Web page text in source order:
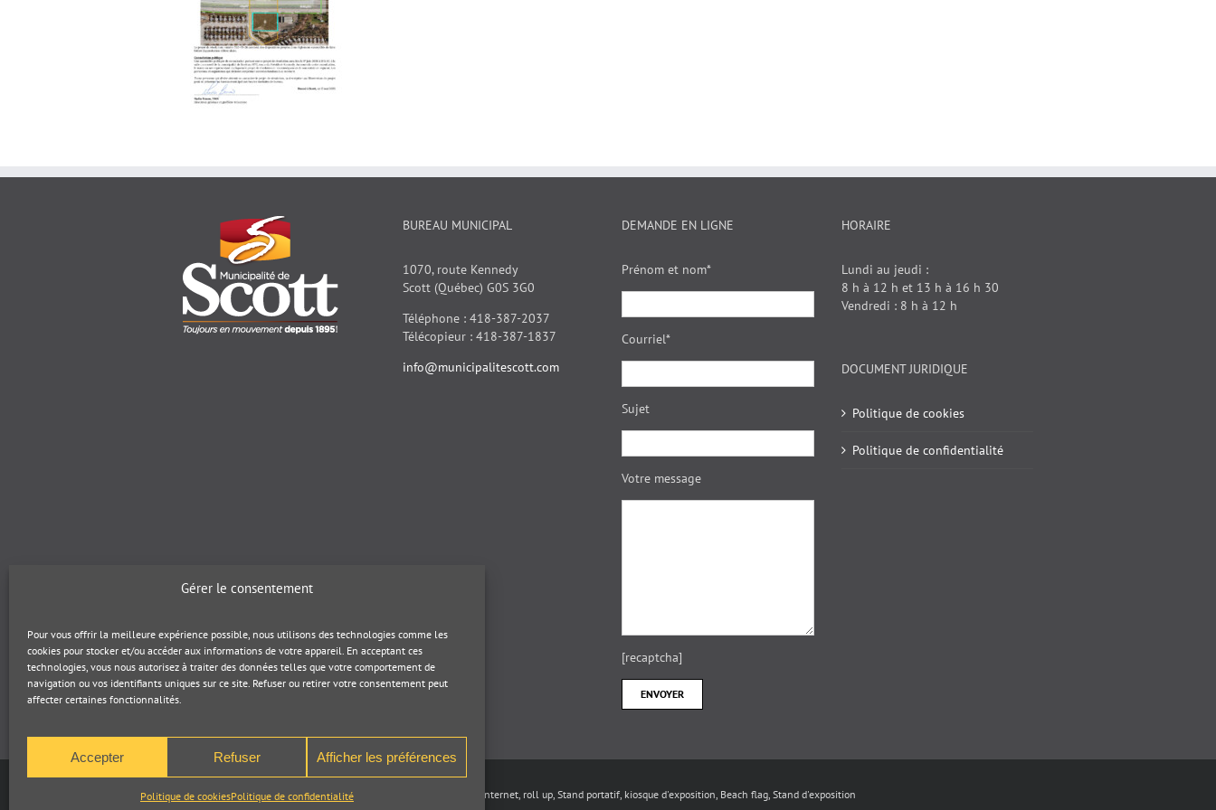
Gérer le consentement
Pour vous offrir la meilleure expérience possible, nous utilisons des technologies comme les
cookies pour stocker et/ou accéder aux informations de votre appareil. En acceptant ces
technologies, vous nous autorisez à traiter des données telles que votre comportement de
navigation ou vos identifiants uniques sur ce site. Refuser ou retirer votre consentement peut
affecter certaines fonctionnalités.
Accepter Refuser Afficher les préférences
Politique de cookiesPolitique de confidentialité
BUREAU MUNICIPAL
1070, route Kennedy
Scott (Québec) G0S 3G0
Téléphone : 418-387-2037
Télécopieur : 418-387-1837
info@municipalitescott.com
DEMANDE EN LIGNE
Prénom et nom*
Courriel*
Sujet
Votre message
[recaptcha]
HORAIRE
Lundi au jeudi :
8 h à 12 h et 13 h à 16 h 30
Vendredi : 8 h à 12 h
DOCUMENT JURIDIQUE
Politique de cookies
Politique de confidentialité
Conception de sites Internet, roll up, Stand portatif, kiosque d'exposition, Beach flag, Stand d'exposition